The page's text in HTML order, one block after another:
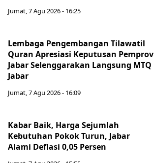
Jumat, 7 Agu 2026 - 16:25
Lembaga Pengembangan Tilawatil
Quran Apresiasi Keputusan Pemprov
Jabar Selenggarakan Langsung MTQ
Jabar
Jumat, 7 Agu 2026 - 16:09
Kabar Baik, Harga Sejumlah
Kebutuhan Pokok Turun, Jabar
Alami Deflasi 0,05 Persen